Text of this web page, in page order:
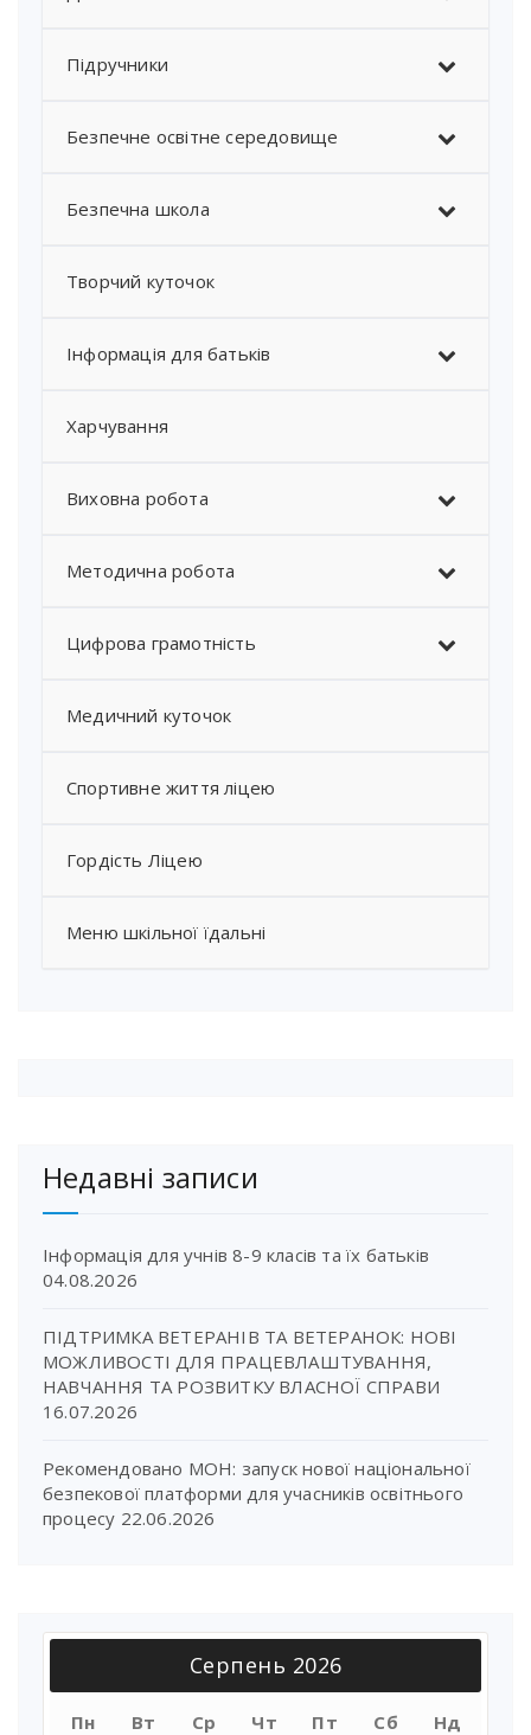
Підручники
Безпечне освітне середовище
Безпечна школа
Творчий куточок
Інформація для батьків
Харчування
Виховна робота
Методична робота
Цифрова грамотність
Медичний куточок
Спортивне життя ліцею
Гордість Ліцею
Меню шкільної їдальні
Недавні записи
Інформація для учнів 8-9 класів та їх батьків
04.08.2026
ПІДТРИМКА ВЕТЕРАНІВ ТА ВЕТЕРАНОК: НОВІ
МОЖЛИВОСТІ ДЛЯ ПРАЦЕВЛАШТУВАННЯ,
НАВЧАННЯ ТА РОЗВИТКУ ВЛАСНОЇ СПРАВИ
16.07.2026
Рекомендовано МОН: запуск нової національної
безпекової платформи для учасників освітнього
процесу 22.06.2026
Серпень 2026
Пн Вт Ср Чт Пт Сб Нд